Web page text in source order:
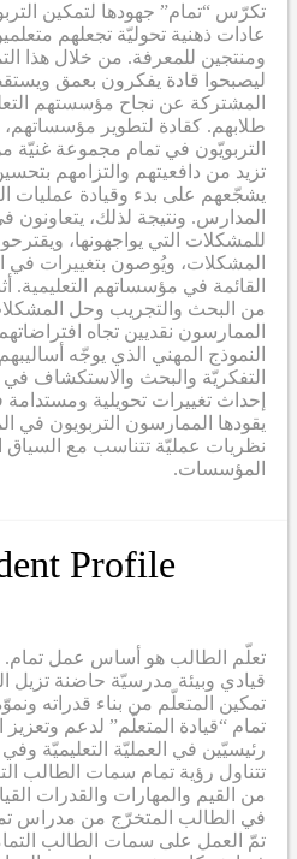
تكرّس “تمام” جهودها لتمكين
عادات ذهنية تحوليّة تجعلهم
ومنتجين للمعرفة. من خلال هذا
ليصبحوا قادة يفكرون بعمق
المشتركة عن نجاح مؤسستهم
طلابهم. كقادة لتطوير
التربويّون في تمام مجموعة غنيّة
تزيد من دافعيتهم والتزامهم
يشجّعهم على بدء وقيادة عمليات
المدارس. ونتيجة لذلك، يتعاونون
للمشكلات التي يواجهونها،
المشكلات، ويُوصون بتغييرات في
القائمة في مؤسساتهم التعليمية.
من البحث والتجريب وحل
الممارسون نقديين تجاه
النموذج المهني الذي يوجّه
التفكريّة والبحث والاستكشاف
إحداث تغييرات تحويلية
يقودها الممارسون التربويون في
نظريات عمليّة تتناسب مع السياق
المؤسسات.
Profile
تعلّم الطالب هو أساس عمل تمام.
قيادي وبيئة مدرسيّة حاضنة تزيل
تمكين المتعلّم من بناء قدراته
تمام “قيادة المتعلّم” لدعم
رئيسيّين في العمليّة التعليميّة وفي
تتناول رؤية تمام سمات الطالب
من القيم والمهارات والقدرات
في الطالب المتخرّج من مدراس
تمّ العمل على سمات الطالب